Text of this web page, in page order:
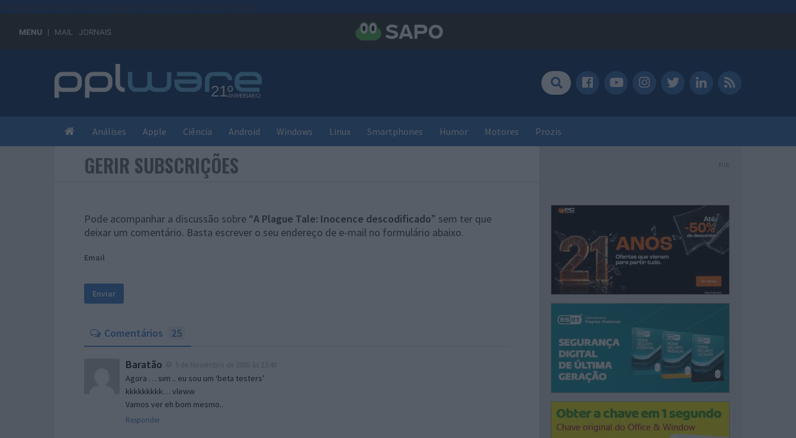
MENU MAIL JORNAIS
Análises Apple Ciência Android Windows Linux Smartphones Humor Motores Prozis
GERIR SUBSCRIÇÕES
Pode acompanhar a discussão sobre “A Plague Tale: Inocence descodificado” sem ter que
deixar um comentário. Basta escrever o seu endereço de e-mail no formulário abaixo.
Email
Comentários 25
Baratão
Agora … sim .. eu sou um ‘beta testers’
kkkkkkkkk… vleww
Vamos ver eh bom mesmo..
Responder
PUB